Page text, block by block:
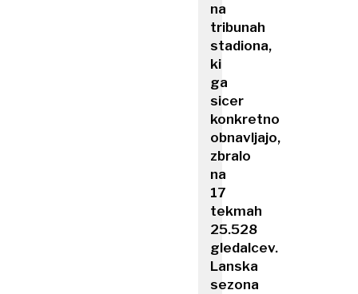
na
tribunah
stadiona,
ki
ga
sicer
konkretno
obnavljajo,
zbralo
na
17
tekmah
25.528
gledalcev.
Lanska
sezona